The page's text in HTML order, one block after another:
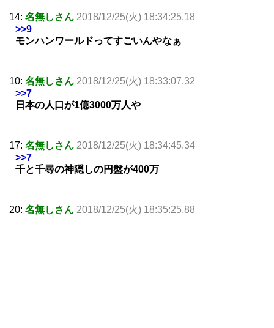
14: 名無しさん 2018/12/25(火) 18:34:25.18
>>9
モンハンワールドってすごいんやなぁ
10: 名無しさん 2018/12/25(火) 18:33:07.32
>>7
日本の人口が1億3000万人や
17: 名無しさん 2018/12/25(火) 18:34:45.34
>>7
千と千尋の神隠しの円盤が400万
20: 名無しさん 2018/12/25(火) 18:35:25.88